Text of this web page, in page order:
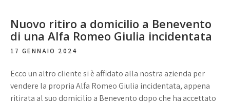
Nuovo ritiro a domicilio a Benevento
di una Alfa Romeo Giulia incidentata
17 GENNAIO 2024
Ecco un altro cliente si è affidato alla nostra azienda per
vendere la propria Alfa Romeo Giulia incidentata, appena
ritirata al suo domicilio a Benevento dopo che ha accettato